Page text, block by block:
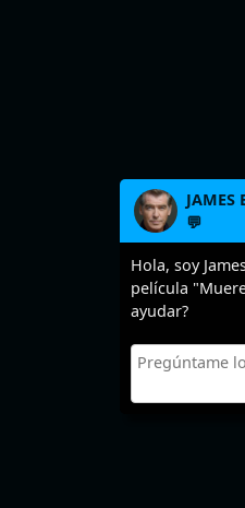
JAMES
💬
Hola, soy
película
ayudar?